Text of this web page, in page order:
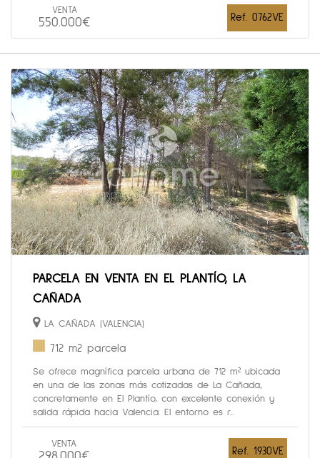
VENTA
550.000€ Ref. 0762VE
PARCELA EN VENTA EN EL PLANTÍO, LA
CAÑADA
LA CAÑADA (VALENCIA)
712 m2 parcela
Se ofrece magnífica parcela urbana de 712 m² ubicada
en una de las zonas más cotizadas de La Cañada,
concretamente en El Plantío, con excelente conexión y
salida rápida hacia Valencia. El entorno es r...
VENTA
Ref. 1930VE